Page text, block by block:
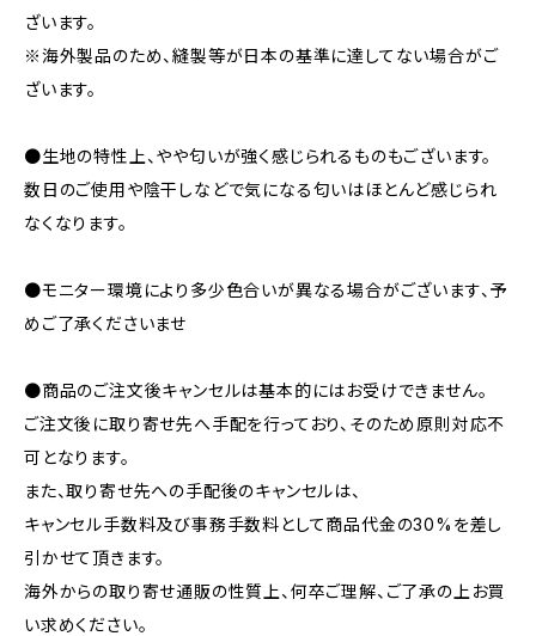
ざいます。
※海外製品のため、縫製等が日本の基準に達してない場合がご
ざいます。
●生地の特性上、やや匂いが強く感じられるものもございます。
数日のご使用や陰干しなどで気になる匂いはほとんど感じられ
なくなります。
●モニター環境により多少色合いが異なる場合がございます、予
めご了承くださいませ
●商品のご注文後キャンセルは基本的にはお受けできません。
ご注文後に取り寄せ先へ手配を行っており、そのため原則対応不
可となります。
また、取り寄せ先への手配後のキャンセルは、
キャンセル手数料及び事務手数料として商品代金の30%を差し
引かせて頂きます。
海外からの取り寄せ通販の性質上、何卒ご理解、ご了承の上お買
い求めください。